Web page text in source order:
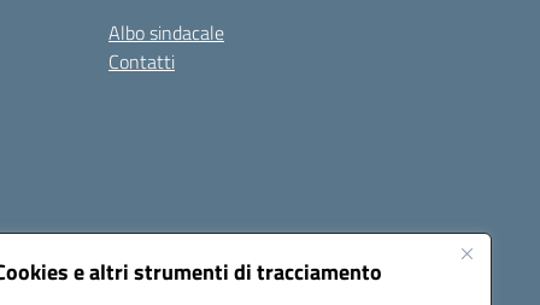
e altri strumenti di tracciamento
Albo sindacale
Contatti